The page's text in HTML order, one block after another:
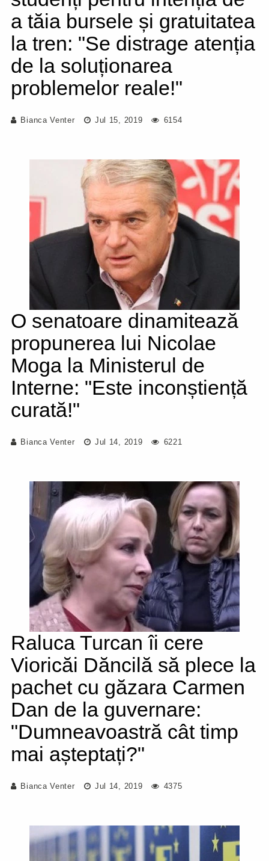
a tăia bursele și gratuitatea
la tren: "Se distrage atenția
de la soluționarea
problemelor reale!"
Bianca Venter Jul 15, 2019 6154
O senatoare dinamitează
propunerea lui Nicolae
Moga la Ministerul de
Interne: "Este inconștiență
curată!"
Bianca Venter Jul 14, 2019 6221
Raluca Turcan îi cere
Vioricăi Dăncilă să plece la
pachet cu găzara Carmen
Dan de la guvernare:
"Dumneavoastră cât timp
mai așteptați?"
Bianca Venter Jul 14, 2019 4375